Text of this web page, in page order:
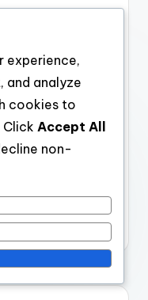
experience,
and analyze
cookies to
Click Accept All
non-